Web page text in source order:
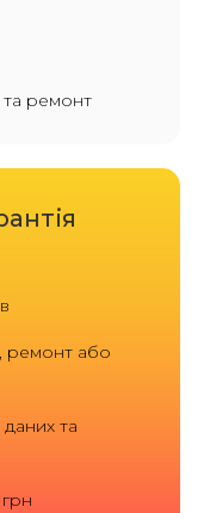
та ремонт
ремонт або
та